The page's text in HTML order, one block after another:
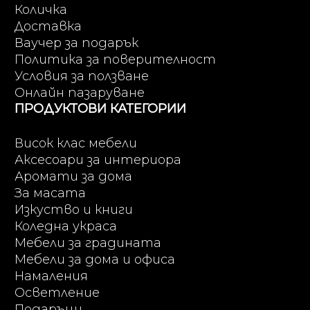
Количка
Доставка
Ваучер за подарък
Политика за поверителност
Условия за ползване
Онлайн пазаруване
ПРОДУКТОВИ КАТЕГОРИИ
Висок клас мебели
Аксесоари за интериора
Аромати за дома
За масата
Изкуство и книги
Коледна украса
Мебели за градината
Мебели за дома и офиса
Намаления
Осветление